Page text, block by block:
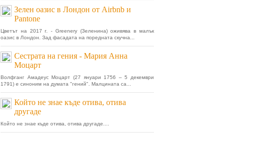
Зелен оазис в Лондон от Airbnb и
Pantone
Цветът на 2017 г. - Greenery (Зеленина) оживява в малък
оазис в Лондон. Зад фасадата на поредната скучна...
Сестрата на гения - Мария Анна
Моцарт
Волфганг Амадеус Моцарт (27 януари 1756 – 5 декември
1791) е синоним на думата "гений". Малцината са...
Който не знае къде отива, отива
другаде
Който не знае къде отива, отива другаде....